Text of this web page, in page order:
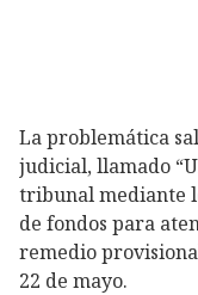
La problemática
judicial, llamado
tribunal mediante
de fondos para
remedio
22 de mayo.